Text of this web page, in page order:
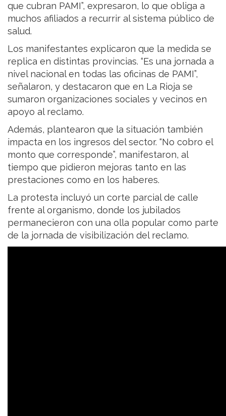
que cubran PAMI”, expresaron, lo que obliga a
muchos afiliados a recurrir al sistema público de
salud.
Los manifestantes explicaron que la medida se
replica en distintas provincias. “Es una jornada a
nivel nacional en todas las oficinas de PAMI”,
señalaron, y destacaron que en La Rioja se
sumaron organizaciones sociales y vecinos en
apoyo al reclamo.
Además, plantearon que la situación también
impacta en los ingresos del sector. “No cobro el
monto que corresponde”, manifestaron, al
tiempo que pidieron mejoras tanto en las
prestaciones como en los haberes.
La protesta incluyó un corte parcial de calle
frente al organismo, donde los jubilados
permanecieron con una olla popular como parte
de la jornada de visibilización del reclamo.